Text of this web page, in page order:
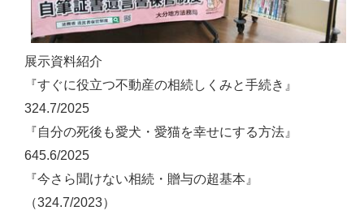
展示資料紹介
『すぐに役立つ不動産の相続しくみと手続き』
324.7/2025
『自分の死後も愛犬・愛猫を幸せにする方法』
645.6/2025
『今さら聞けない相続・贈与の超基本』
（324.7/2023）